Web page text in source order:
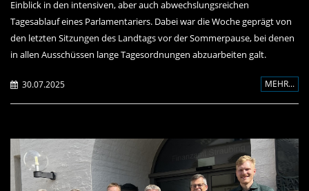
Einblick in den intensiven, aber auch abwechslungsreichen
Tagesablauf eines Parlamentariers. Dabei war die Woche geprägt von
den letzten Sitzungen des Landtags vor der Sommerpause, bei denen
in allen Ausschüssen lange Tagesordnungen abzuarbeiten galt.
30.07.2025 MEHR...